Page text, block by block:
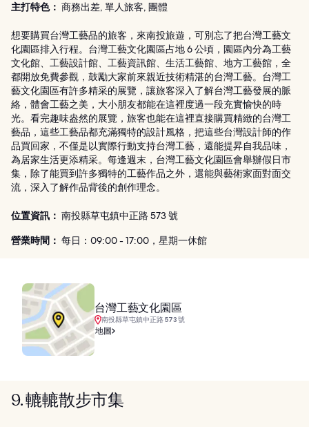
主打特色： 商務出差, 單人旅客, 團體
想要購買台灣工藝品的旅客，來南投旅遊，可別忘了把台灣工藝文
化園區排入行程。台灣工藝文化園區占地 6 公頃，園區內分為工藝
文化館、工藝設計館、工藝資訊館、生活工藝館、地方工藝館，全
都開放免費參觀，鼓勵大家前來親近技術精湛的台灣工藝。台灣工
藝文化園區有許多精采的展覽，讓旅客深入了解台灣工藝發展的脈
絡，體會工藝之美，大小朋友都能在這裡度過一段充實愉快的時
光。看完趣味盎然的展覽，旅客也能在這裡直接購買精緻的台灣工
藝品，這些工藝品都充滿獨特的設計風格，把這些台灣設計師的作
品買回家，不僅是以實際行動支持台灣工藝，還能提昇自我品味，
為居家生活更添精采。每逢週末，台灣工藝文化園區會舉辦假日市
集，除了能買到許多獨特的工藝作品之外，還能與藝術家面對面交
流，深入了解作品背後的創作理念。
位置資訊： 南投縣草屯鎮中正路 573 號
營業時間： 每日：09:00 - 17:00，星期一休館
台灣工藝文化園區
南投縣草屯鎮中正路 573 號
地圖
9. 轆轆散步市集